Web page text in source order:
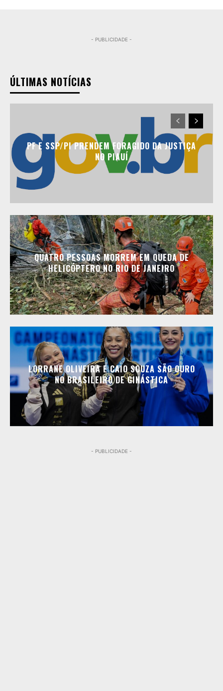
- PUBLICIDADE -
ÚLTIMAS NOTÍCIAS
PF E SSP/PI PRENDEM FORAGIDO DA JUSTIÇA
NO PIAUÍ
QUATRO PESSOAS MORREM EM QUEDA DE
HELICÓPTERO NO RIO DE JANEIRO
LORRANE OLIVEIRA E CAIO SOUZA SÃO OURO
NO BRASILEIRO DE GINÁSTICA
- PUBLICIDADE -